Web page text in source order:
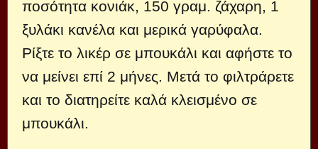
ποσότητα κονιάκ, 150 γραμ. ζάχαρη, 1
ξυλάκι κανέλα και μερικά γαρύφαλα.
Ρίξτε το λικέρ σε μπουκάλι και αφήστε το
να μείνει επί 2 μήνες. Μετά το φιλτράρετε
και το διατηρείτε καλά κλεισμένο σε
μπουκάλι.